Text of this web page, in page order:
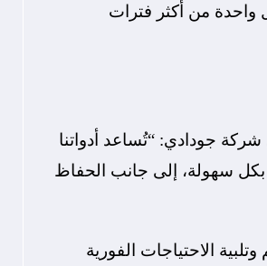
واحدة من أكثر فترات
شركة جودادي: “تُساعد أدواتنا
سهولة، إلى جانب الحفاظ
الاحتياجات الفورية